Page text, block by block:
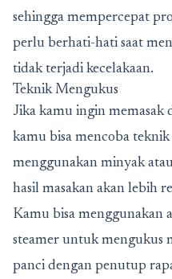
sehingga mempercepat
perlu berhati-hati saat
tidak terjadi kecelakaan.
Teknik Mengukus
Jika kamu ingin memasak
kamu bisa mencoba
menggunakan minyak
hasil masakan akan lebih
Kamu bisa menggunakan
steamer untuk mengukus
panci dengan penutup